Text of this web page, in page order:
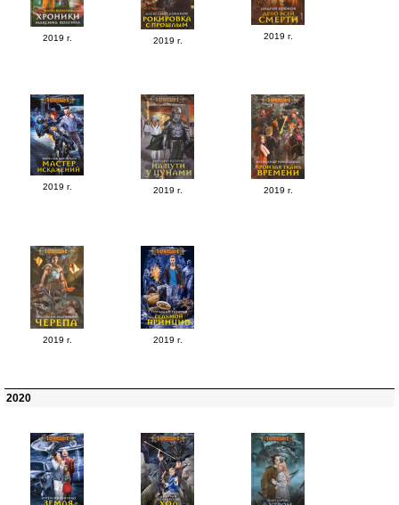
2019 г. 2019 г. 2019 г.
2019 г. 2019 г. 2019 г.
2019 г. 2019 г.
2020